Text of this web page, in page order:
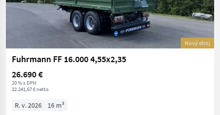
Nový stroj
Fuhrmann FF 16.000 4,55x2,35
26.690 €
20 % s DPH
22.241,67 € netto
R. v. 2026
16 m³